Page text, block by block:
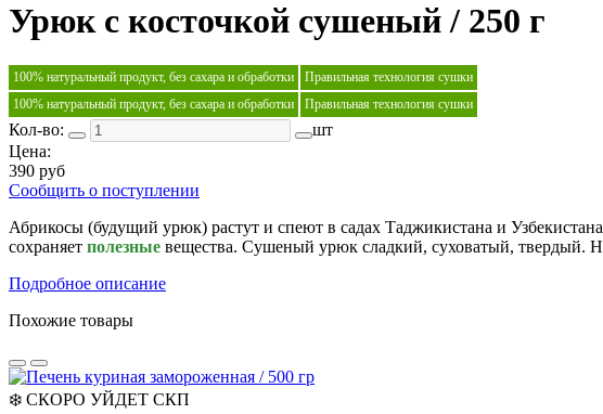
Урюк с косточкой сушеный / 250 г
100% натуральный продукт, без сахара и обработки
Правильная технология сушки
100% натуральный продукт, без сахара и обработки
Правильная технология сушки
Кол-во:
шт
Цена:
390 руб
Сообщить о поступлении
Абрикосы (будущий урюк) растут и спеют в садах Таджикистана и
сохраняет полезные вещества. Сушеный урюк сладкий, суховатый, твердый.
Подробное описание
Похожие товары
❄️ СКОРО УЙДЕТ СКП